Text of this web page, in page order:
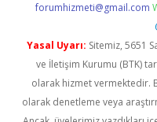
forumhizmeti@gmail.com
Yasal Uyarı: Sitemiz, 5651
ve İletişim Kurumu (BTK)
olarak hizmet vermektedir.
olarak denetleme veya